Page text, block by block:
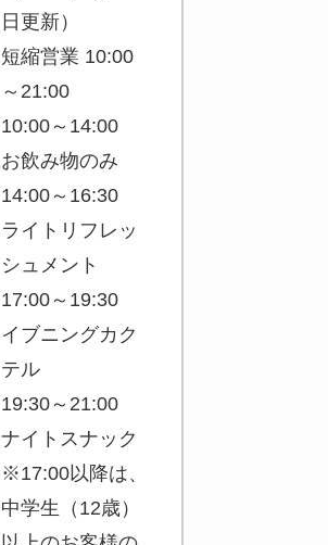
日更新）
短縮営業 10:00
～21:00
10:00～14:00
お飲み物のみ
14:00～16:30
ライトリフレッ
シュメント
17:00～19:30
イブニングカク
テル
19:30～21:00
ナイトスナック
※17:00以降は、
中学生（12歳）